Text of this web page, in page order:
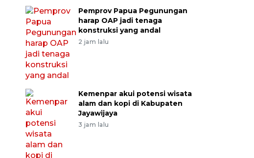
Pemprov Papua Pegunungan
harap OAP jadi tenaga
konstruksi yang andal
2 jam lalu
Kemenpar akui potensi wisata
alam dan kopi di Kabupaten
Jayawijaya
3 jam lalu